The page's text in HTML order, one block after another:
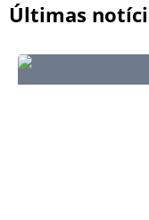
Últimas